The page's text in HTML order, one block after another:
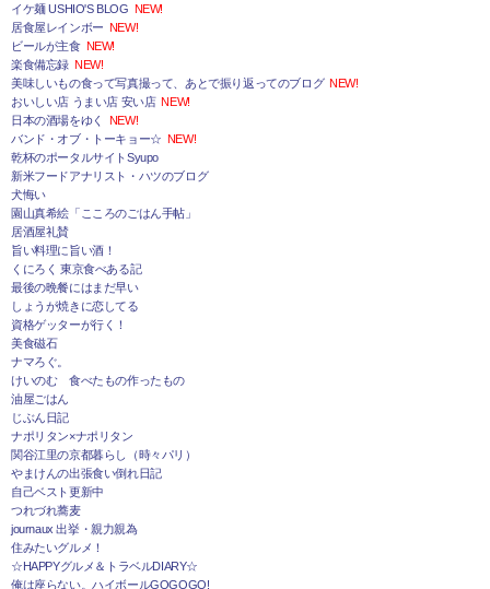
イケ麺 USHIO'S BLOG NEW!
居食屋レインボー NEW!
ビールが主食 NEW!
楽食備忘録 NEW!
美味しいもの食って写真撮って、あとで振り返ってのブログ NEW!
おいしい店 うまい店 安い店 NEW!
日本の酒場をゆく
NEW!
バンド・オブ・トーキョー☆ NEW!
乾杯のポータルサイトSyupo
新米フードアナリスト・ハツのブログ
犬悔い
園山真希絵「こころのごはん手帖」
居酒屋礼賛
旨い料理に旨い酒！
くにろく 東京食べある記
最後の晩餐にはまだ早い
しょうが焼きに恋してる
資格ゲッターが行く！
美食磁石
ナマろぐ。
けいのむ 食べたもの作ったもの
油屋ごはん
じぶん日記
ナポリタン×ナポリタン
関谷江里の京都暮らし（時々パリ）
やまけんの出張食い倒れ日記
自己ベスト更新中
つれづれ蕎麦
journaux 出挙・親力親為
住みたいグルメ！
☆HAPPYグルメ＆トラベルDIARY☆
俺は座らない。ハイボールGOGOGO!